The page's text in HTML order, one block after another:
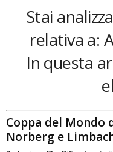
Stai
relativa a:
In questa
Coppa del Mondo
Norberg e